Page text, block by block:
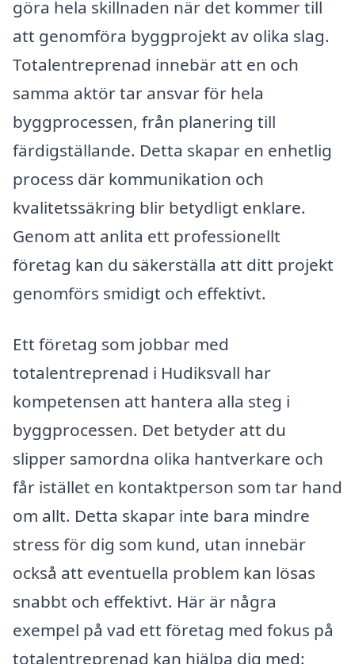
göra hela skillnaden när det kommer till
att genomföra byggprojekt av olika slag.
Totalentreprenad innebär att en och
samma aktör tar ansvar för hela
byggprocessen, från planering till
färdigställande. Detta skapar en enhetlig
process där kommunikation och
kvalitetssäkring blir betydligt enklare.
Genom att anlita ett professionellt
företag kan du säkerställa att ditt projekt
genomförs smidigt och effektivt.
Ett företag som jobbar med
totalentreprenad i Hudiksvall har
kompetensen att hantera alla steg i
byggprocessen. Det betyder att du
slipper samordna olika hantverkare och
får istället en kontaktperson som tar hand
om allt. Detta skapar inte bara mindre
stress för dig som kund, utan innebär
också att eventuella problem kan lösas
snabbt och effektivt. Här är några
exempel på vad ett företag med fokus på
totalentreprenad kan hjälpa dig med: